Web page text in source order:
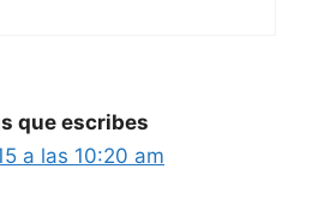
que escribes
a las 10:20 am